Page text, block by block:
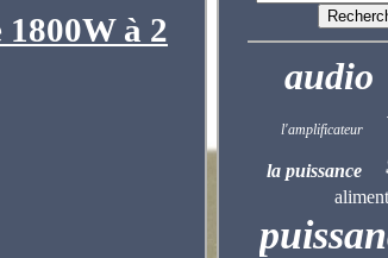
à 2
audio
l'amplificateur
la puissance